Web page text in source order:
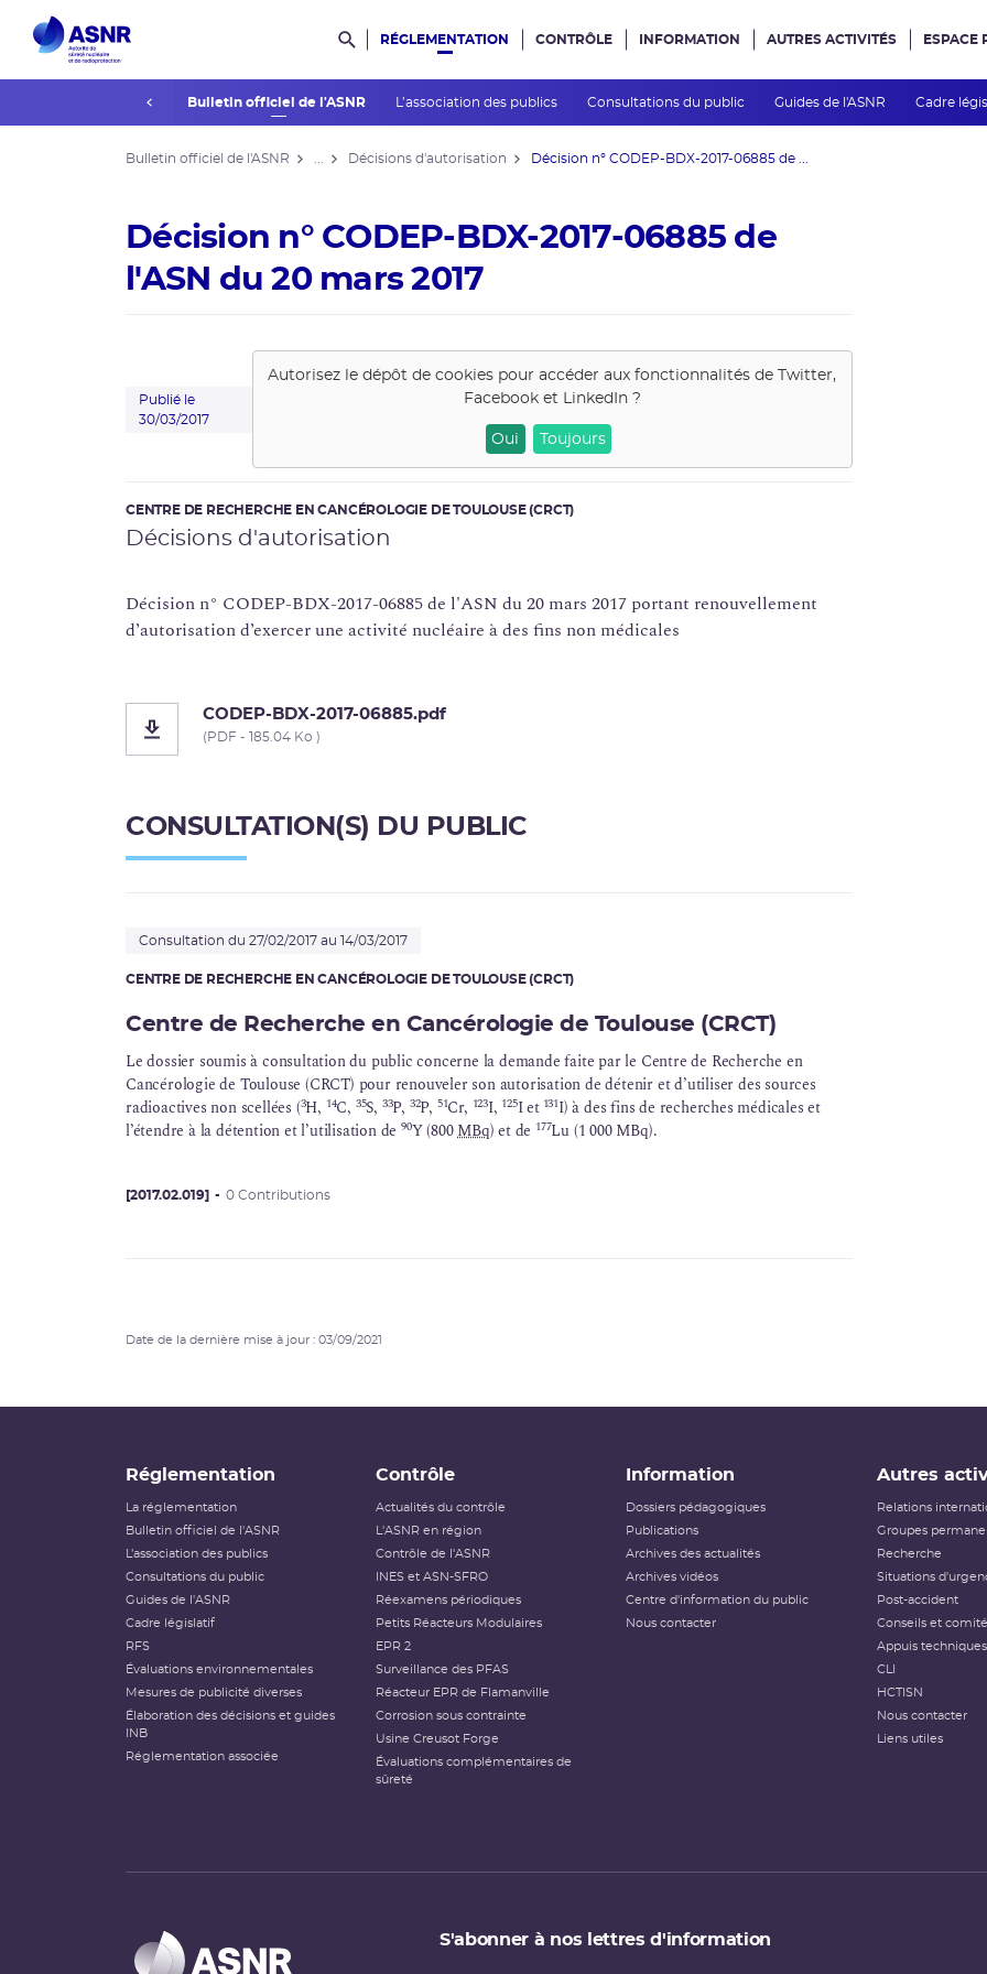
Rechercher dans le site
RÉGLEMENTATION
La réglementation Bulletin officiel de l'ASNR L’association des publics Consultations du public Guides de l'ASNR Cadre
CONTRÔLE INFORMATION AUTRES ACTIVITÉS ESPACE
Bulletin officiel de l'ASNR Décisions d'autorisation Décision n° CODEP-BDX-2017-06885 de ...
Décision n° CODEP-BDX-2017-06885 de
l'ASN du 20 mars 2017
Publié le
30/03/2017
Autorisez le dépôt de cookies pour accéder aux fonctionnalités de
Twitter,
Facebook et LinkedIn?
Oui Toujours
CENTRE DE RECHERCHE EN CANCÉROLOGIE DE TOULOUSE (CRCT)
Décisions d'autorisation
Décision n° CODEP-BDX-2017-06885 de l'ASN du 20 mars 2017 portant renouvellement
d’autorisation d’exercer une activité nucléaire à des fins non médicales
CODEP-BDX-2017-06885.pdf
(PDF - 185.04 Ko )
CONSULTATION(S) DU PUBLIC
Consultation du 27/02/2017 au 14/03/2017
CENTRE DE RECHERCHE EN CANCÉROLOGIE DE TOULOUSE (CRCT)
Centre de Recherche en Cancérologie de Toulouse (CRCT)
Le dossier soumis à consultation du public concerne la demande faite par le Centre de Recherche en
Cancérologie de Toulouse (CRCT) pour renouveler son autorisation de détenir et d’utiliser des sources
radioactives non scellées (3H, 14C, 35S, 33P, 32P, 51Cr, 123I,125I et131I) à des fins de recherches médicales et
l’étendre à la détention et l’utilisation de 90Y (800MBq) et de 177Lu (1 000 MBq).
[2017.02.019] 0 Contributions
Date de la dernière mise à jour : 03/09/2021
Réglementation
La réglementation
Bulletin officiel de l'ASNR
L’association des publics
Consultations du public
Guides de l'ASNR
Cadre législatif
RFS
Évaluations environnementales
Mesures de publicité diverses
Élaboration des décisions et guides
INB
Réglementation associée
Contrôle
Actualités du contrôle
L'ASNR en région
Contrôle de l'ASNR
INES et ASN-SFRO
Réexamens périodiques
Petits Réacteurs Modulaires
EPR 2
Surveillance des PFAS
Réacteur EPR de Flamanville
Corrosion sous contrainte
Usine Creusot Forge
Évaluations complémentaires de
sûreté
Information
Dossiers pédagogiques
Publications
Archives des actualités
Archives vidéos
Centre d'information du public
Nous contacter
Autres
Relations
Groupes
Recherche
Situations
Post-accident
Conseils et
Appuis
CLI
HCTISN
Nous contacter
Liens utiles
S'abonner à nos lettres d'information